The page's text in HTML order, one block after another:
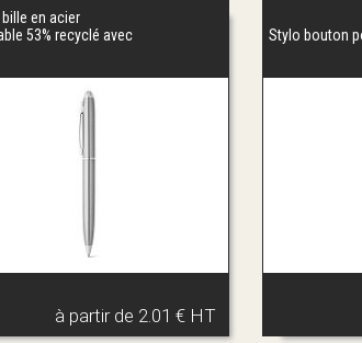
en acier
53% recyclé avec
à partir de 2.01 € HT
Stylo bouton